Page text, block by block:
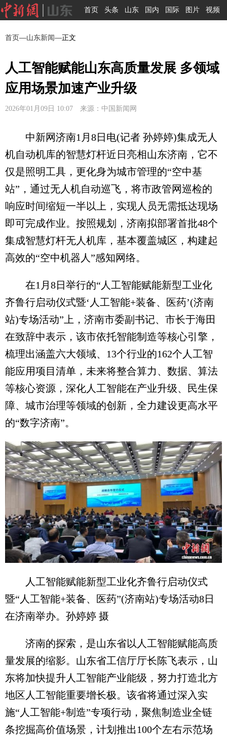
首页 头条 山东 国内 国际 图片 视频
首页—山东新闻—正文
人工智能赋能山东高质量发展 多领域
应用场景加速产业升级
2026年01月09日 10:07 来源：中国新闻网
中新网济南1月8日电(记者 孙婷婷)集成无人
机自动机库的智慧灯杆近日亮相山东济南，它不
仅是照明工具，更化身为城市管理的“空中基
站”，通过无人机自动巡飞，将市政管网巡检的
响应时间缩短一半以上，实现人员无需抵达现场
即可完成作业。按照规划，济南拟部署首批48个
集成智慧灯杆无人机库，基本覆盖城区，构建起
高效的“空中机器人”感知网络。
在1月8日举行的“人工智能赋能新型工业化
齐鲁行启动仪式暨‘人工智能+装备、医药’(济南
站)专场活动”上，济南市委副书记、市长于海田
在致辞中表示，该市依托智能制造等核心引擎，
梳理出涵盖六大领域、13个行业的162个人工智
能应用项目清单，未来将整合算力、数据、算法
等核心资源，深化人工智能在产业升级、民生保
障、城市治理等领域的创新，全力建设更高水平
的“数字济南”。
人工智能赋能新型工业化齐鲁行启动仪式
暨“人工智能+装备、医药”(济南站)专场活动8日
在济南举办。孙婷婷 摄
济南的探索，是山东省以人工智能赋能高质
量发展的缩影。山东省工信厅厅长陈飞表示，山
东将加快提升人工智能产业能级，努力打造北方
地区人工智能重要增长极。该省将通过深入实
施“人工智能+制造”专项行动，聚焦制造业全链
条挖掘高价值场景，计划推出100个左右示范场